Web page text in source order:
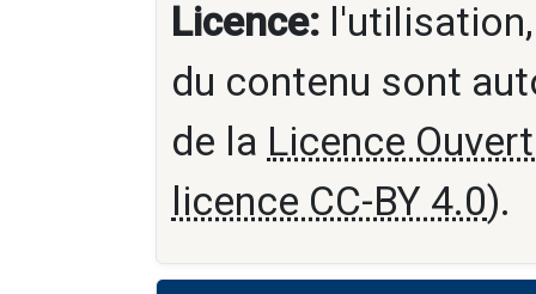
Licence:
du contenu sont
de la Licence
licence CC-BY 4.0).